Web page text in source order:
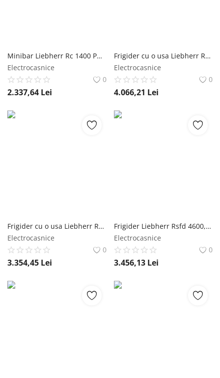
Minibar Liebherr Rc 1400 Pure, SuperCool, 125 l, 55 cm, Touch Control, Blat durabil, Clasa C Liebherr
Electrocasnice
0
2.337,64 Lei
Frigider cu o usa Liebherr Rsfd 5220 Plus, 399 l, EasyFresh, BluPerformance, Clasa D, 185.5 cm, Inox look Liebherr
Electrocasnice
0
4.066,21 Lei
Frigider cu o usa Liebherr Rd 5000, 348 l, Clasa D, EasyFresh, TouchDisplay, H 165.5 cm, Alb Liebherr
Electrocasnice
0
3.354,45 Lei
Frigider Liebherr Rsfd 4600, 298 L, M: 145,5 cm, EasyFresh, clasa energetica D, argintiu Liebherr
Electrocasnice
0
3.456,13 Lei